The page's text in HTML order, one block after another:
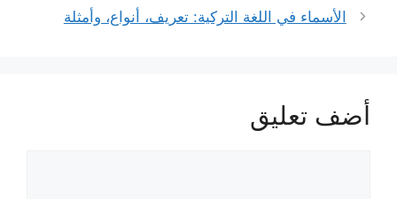
الأسماء في اللغة التركية: تعريف، أنواع، وأمثلة
أضف تعليق